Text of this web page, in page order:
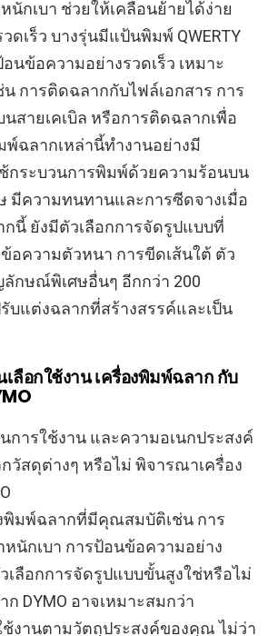
กเบา ช่วยให้เคลื่อนย้ายได้ง่าย
ดเร็ว บางรุ่นมีแป้นพิมพ์ QWERTY
นข้อความอย่างรวดเร็ว เหมาะ
น การติดฉลากกับไฟล์เอกสาร การ
สายเคเบิล หรือการติดฉลากเพื่อ
พ์ฉลากเหล่านี้ทำงานอย่างมี
กระบวนการพิมพ์ด้วยความร้อนบน
มีความทนทานและการซีดจางเมื่อ
กนี้ ยังมีตัวเลือกการจัดรูปแบบที่
อความตัวหนา การขีดเส้นใต้ ตัว
ลักษณ์พิเศษอื่นๆ อีกกว่า 200
แต่งฉลากที่สร้างสรรค์และเป็น
ลือกใช้งาน เครื่องพิมพ์ฉลาก กับ
การใช้งาน และความอเนกประสงค์
วัสดุต่างๆ หรือไม่ พิจารณาเครื่อง
พิมพ์ฉลากที่มีคุณสมบัติเช่น การ
นักเบา การป้อนข้อความอย่าง
เลือกการจัดรูปแบบขั้นสูงใช่หรือไม่
DYMO อาจเหมาะสมกว่า
งานตามวัตถุประสงค์ของคุณ ไม่ว่า